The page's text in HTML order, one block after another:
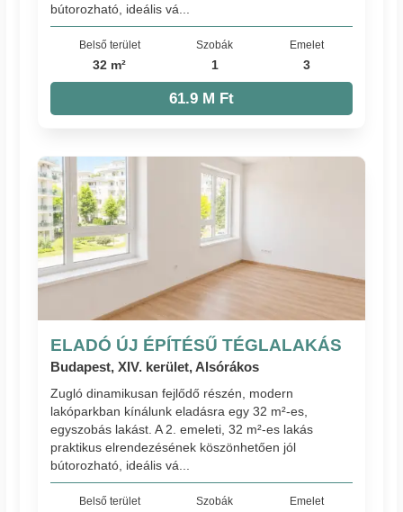
bútorozható, ideális vá...
Belső terület
32 m²
Szobák
1
Emelet
3
61.9 M Ft
ELADÓ ÚJ ÉPÍTÉSŰ TÉGLALAKÁS
Budapest, XIV. kerület, Alsórákos
Zugló dinamikusan fejlődő részén, modern
lakóparkban kínálunk eladásra egy 32 m²-es,
egyszobás lakást. A 2. emeleti, 32 m²-es lakás
praktikus elrendezésének köszönhetően jól
bútorozható, ideális vá...
Belső terület Szobák Emelet